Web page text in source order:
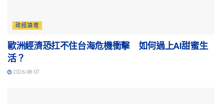
政經論壇
歐洲經濟恐扛不住台海危機衝擊 如何過上AI甜蜜生
活？
2026-08-07